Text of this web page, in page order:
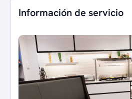
Información de servicio